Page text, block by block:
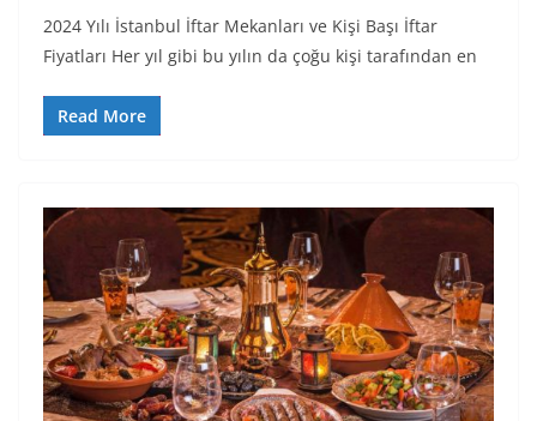
2024 Yılı İstanbul İftar Mekanları ve Kişi Başı İftar
Fiyatları Her yıl gibi bu yılın da çoğu kişi tarafından en
Read More